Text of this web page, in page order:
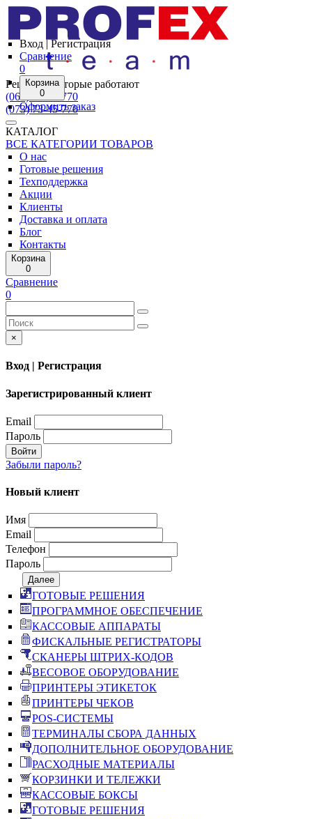
Решения, которые работают
(067) 47-45-770
(073) 73-45-770
Вход | Регистрация
Сравнение
0
Корзина
0
Оформить заказ
КАТАЛОГ
ВСЕ КАТЕГОРИИ ТОВАРОВ
О нас
Готовые решения
Техподдержка
Акции
Клиенты
Доставка и оплата
Блог
Контакты
Корзина
0
Сравнение
0
×
Вход | Регистрация
Зарегистрированный клиент
Email
Пароль
Войти
Забыли пароль?
Новый клиент
Имя
Email
Телефон
Пароль
Далее
ГОТОВЫЕ РЕШЕНИЯ
ПРОГРАММНОЕ ОБЕСПЕЧЕНИЕ
КАССОВЫЕ АППАРАТЫ
ФИСКАЛЬНЫЕ РЕГИСТРАТОРЫ
СКАНЕРЫ ШТРИХ-КОДОВ
ВЕСОВОЕ ОБОРУДОВАНИЕ
ПРИНТЕРЫ ЭТИКЕТОК
ПРИНТЕРЫ ЧЕКОВ
POS-СИСТЕМЫ
ТЕРМИНАЛЫ СБОРА ДАННЫХ
ДОПОЛНИТЕЛЬНОЕ ОБОРУДОВАНИЕ
РАСХОДНЫЕ МАТЕРИАЛЫ
КОРЗИНКИ И ТЕЛЕЖКИ
КАССОВЫЕ БОКСЫ
ГОТОВЫЕ РЕШЕНИЯ